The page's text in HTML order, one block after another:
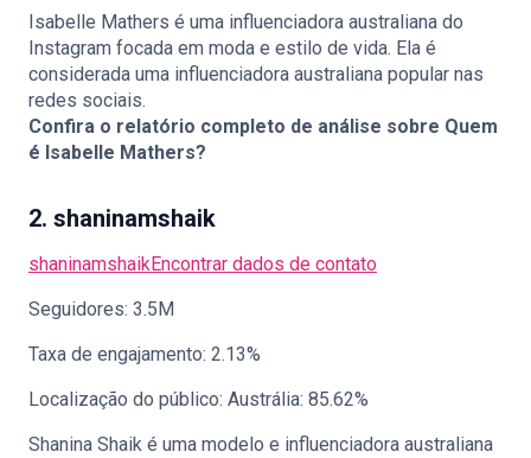
Isabelle Mathers é uma influenciadora australiana do
Instagram focada em moda e estilo de vida. Ela é
considerada uma influenciadora australiana popular nas
redes sociais.
Confira o relatório completo de análise sobre Quem
é Isabelle Mathers?
2. shaninamshaik
shaninamshaikEncontrar dados de contato
Seguidores: 3.5M
Taxa de engajamento: 2.13%
Localização do público: Austrália: 85.62%
Shanina Shaik é uma modelo e influenciadora australiana